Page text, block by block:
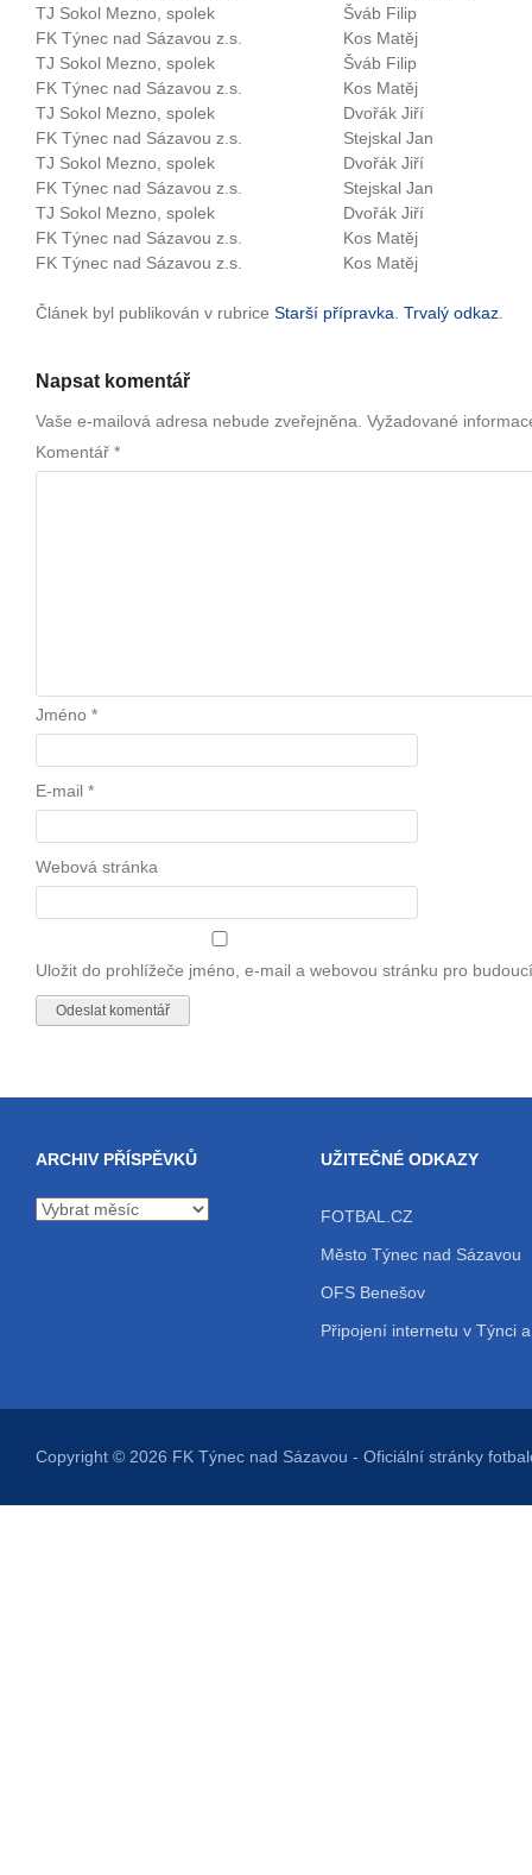
TJ Sokol Mezno, spolek
Šváb Filip
FK Týnec nad Sázavou z.s.
Kos Matěj
TJ Sokol Mezno, spolek
Šváb Filip
FK Týnec nad Sázavou z.s.
Kos Matěj
TJ Sokol Mezno, spolek
Dvořák Jiří
FK Týnec nad Sázavou z.s.
Stejskal Jan
TJ Sokol Mezno, spolek
Dvořák Jiří
FK Týnec nad Sázavou z.s.
Stejskal Jan
TJ Sokol Mezno, spolek
Dvořák Jiří
FK Týnec nad Sázavou z.s.
Kos Matěj
FK Týnec nad Sázavou z.s.
Kos Matěj
Článek byl publikován v rubrice Starší přípravka Trvalý odkaz
Napsat komentář
Vaše e-mailová adresa nebude zveřejněna. Vyžadované
Komentář *
Jméno *
E-mail *
Webová stránka
Uložit do prohlížeče jméno, e-mail a webovou stránku pro
ARCHIV PŘÍSPĚVKŮ
Archiv
UŽITEČNÉ ODKAZY
FOTBAL.CZ
Město Týnec nad Sázavou
OFS Benešov
Připojení internetu v Týnci
Copyright © 2026 FK Týnec nad Sázavou - Oficiální stránky